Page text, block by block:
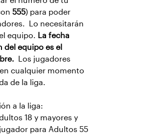
555) para poder
Lo necesitarán
equipo. La fecha
del equipo es el
Los jugadores
cualquier momento
de la liga.
a la liga:
18 y mayores y
para Adultos 55